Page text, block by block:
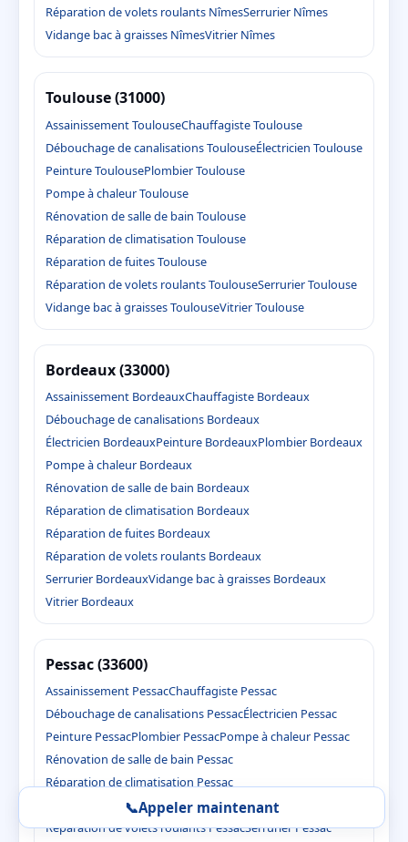
Réparation de volets roulants NîmesSerrurier Nîmes
Vidange bac à graisses NîmesVitrier Nîmes
Toulouse (31000)
Assainissement ToulouseChauffagiste Toulouse
Débouchage de canalisations ToulouseÉlectricien Toulouse
Peinture ToulousePlombier Toulouse
Pompe à chaleur Toulouse
Rénovation de salle de bain Toulouse
Réparation de climatisation Toulouse
Réparation de fuites Toulouse
Réparation de volets roulants ToulouseSerrurier Toulouse
Vidange bac à graisses ToulouseVitrier Toulouse
Bordeaux (33000)
Assainissement BordeauxChauffagiste Bordeaux
Débouchage de canalisations Bordeaux
Électricien BordeauxPeinture BordeauxPlombier Bordeaux
Pompe à chaleur Bordeaux
Rénovation de salle de bain Bordeaux
Réparation de climatisation Bordeaux
Réparation de fuites Bordeaux
Réparation de volets roulants Bordeaux
Serrurier BordeauxVidange bac à graisses Bordeaux
Vitrier Bordeaux
Pessac (33600)
Assainissement PessacChauffagiste Pessac
Débouchage de canalisations PessacÉlectricien Pessac
Peinture PessacPlombier PessacPompe à chaleur Pessac
Rénovation de salle de bain Pessac
Réparation de climatisation Pessac
Réparation de fuites Pessac
Réparation de volets roulants PessacSerrurier Pessac
📞Appeler maintenant